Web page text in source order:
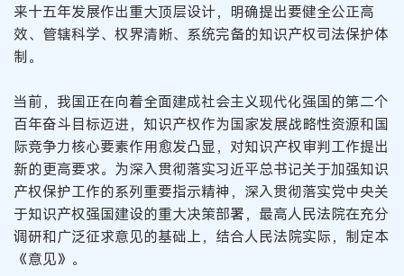
来十五年发展作出重大顶层设计，明确提出要健全公正高
效、管辖科学、权界清晰、系统完备的知识产权司法保护体
制。
当前，我国正在向着全面建成社会主义现代化强国的第二个
百年奋斗目标迈进，知识产权作为国家发展战略性资源和国
际竞争力核心要素作用愈发凸显，对知识产权审判工作提出
新的更高要求。为深入贯彻落实习近平总书记关于加强知识
产权保护工作的系列重要指示精神，深入贯彻落实党中央关
于知识产权强国建设的重大决策部署，最高人民法院在充分
调研和广泛征求意见的基础上，结合人民法院实际，制定本
《意见》。